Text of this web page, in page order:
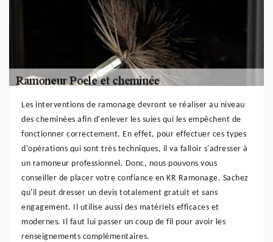
Les interventions de ramonage devront se réaliser au niveau
des cheminées afin d'enlever les suies qui les empêchent de
fonctionner correctement. En effet, pour effectuer ces types
d'opérations qui sont très techniques, il va falloir s'adresser à
un ramoneur professionnel. Donc, nous pouvons vous
conseiller de placer votre confiance en KR Ramonage. Sachez
qu'il peut dresser un devis totalement gratuit et sans
engagement. Il utilise aussi des matériels efficaces et
modernes. Il faut lui passer un coup de fil pour avoir les
renseignements complémentaires.